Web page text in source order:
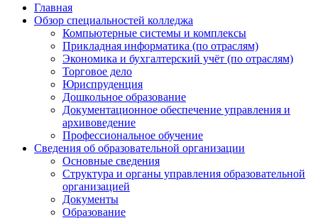
Главная
Обзор специальностей колледжа
Компьютерные системы и комплексы
Прикладная информатика (по отраслям)
Экономика и бухгалтерский учёт (по отраслям)
Торговое дело
Юриспруденция
Дошкольное образование
Документационное обеспечение управления и
архивоведение
Профессиональное обучение
Сведения об образовательной организации
Основные сведения
Структура и органы управления образовательной
организацией
Документы
Образование